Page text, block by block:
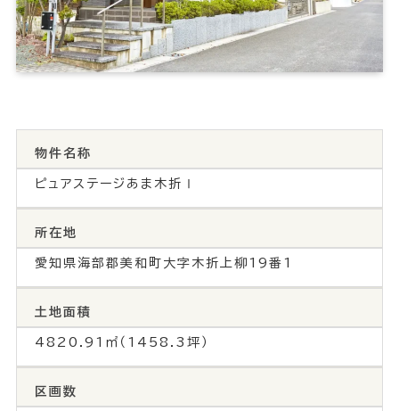
物件名称
ピュアステージあま木折Ⅰ
所在地
愛知県海部郡美和町大字木折上柳19番1
土地面積
4820.91㎡（1458.3坪）
区画数